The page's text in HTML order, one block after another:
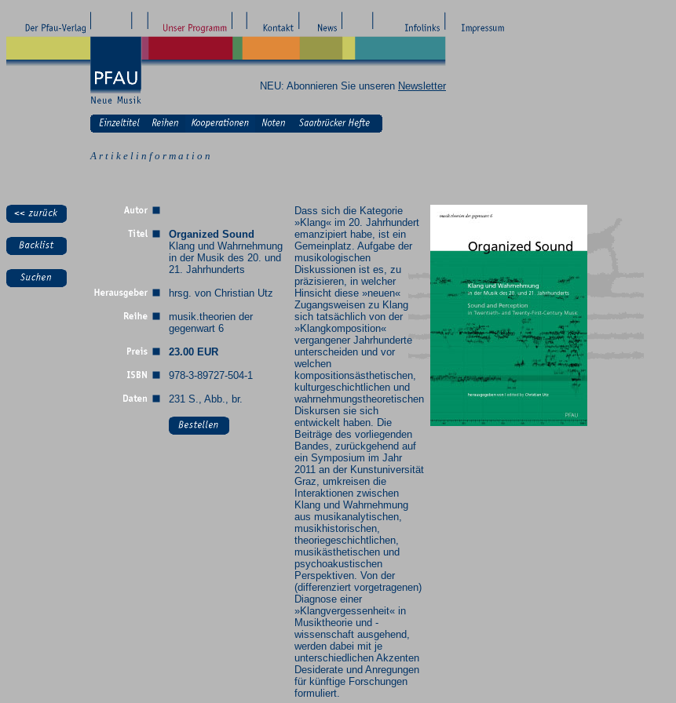
NEU: Abonnieren Sie unseren Newsletter
A r t i k e l i n f o r m a t i o n
Organized Sound
Klang und Wahrnehmung
in der Musik des 20. und
21. Jahrhunderts
hrsg. von Christian Utz
musik.theorien der
gegenwart 6
23.00 EUR
978-3-89727-504-1
231 S., Abb., br.
Dass sich die Kategorie
»Klang« im 20. Jahrhundert
emanzipiert habe, ist ein
Gemeinplatz. Aufgabe der
musikologischen
Diskussionen ist es, zu
präzisieren, in welcher
Hinsicht diese »neuen«
Zugangsweisen zu Klang
sich tatsächlich von der
»Klangkomposition«
vergangener Jahrhunderte
unterscheiden und vor
welchen
kompositionsästhetischen,
kulturgeschichtlichen und
wahrnehmungstheoretischen
Diskursen sie sich
entwickelt haben. Die
Beiträge des vorliegenden
Bandes, zurückgehend auf
ein Symposium im Jahr
2011 an der Kunstuniversität
Graz, umkreisen die
Interaktionen zwischen
Klang und Wahrnehmung
aus musikanalytischen,
musikhistorischen,
theoriegeschichtlichen,
musikästhetischen und
psychoakustischen
Perspektiven. Von der
(differenziert vorgetragenen)
Diagnose einer
»Klangvergessenheit« in
Musiktheorie und -
wissenschaft ausgehend,
werden dabei mit je
unterschiedlichen Akzenten
Desiderate und Anregungen
für künftige Forschungen
formuliert.